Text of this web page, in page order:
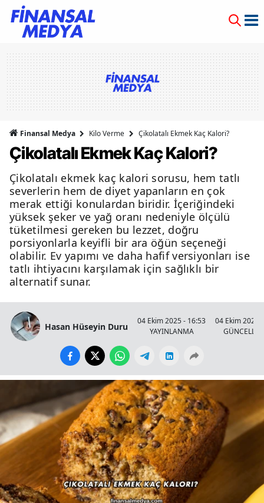
Finansal Medya Kilo Verme Çikolatalı Ekmek Kaç Kalori?
Çikolatalı Ekmek Kaç Kalori?
Çikolatalı ekmek kaç kalori sorusu, hem tatlı
severlerin hem de diyet yapanların en çok
merak ettiği konulardan biridir. İçeriğindeki
yüksek şeker ve yağ oranı nedeniyle ölçülü
tüketilmesi gereken bu lezzet, doğru
porsiyonlarla keyifli bir ara öğün seçeneği
olabilir. Ev yapımı ve daha hafif versiyonları ise
tatlı ihtiyacını karşılamak için sağlıklı bir
alternatif sunar.
Hasan Hüseyin Duru
04 Ekim 2025 - 16:53
YAYINLANMA
04 Ekim 2025